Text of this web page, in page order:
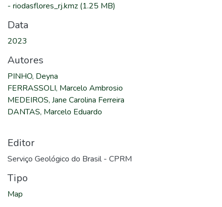
- riodasflores_rj.kmz (1.25 MB)
Data
2023
Autores
PINHO, Deyna
FERRASSOLI, Marcelo Ambrosio
MEDEIROS, Jane Carolina Ferreira
DANTAS, Marcelo Eduardo
Editor
Serviço Geológico do Brasil - CPRM
Tipo
Map